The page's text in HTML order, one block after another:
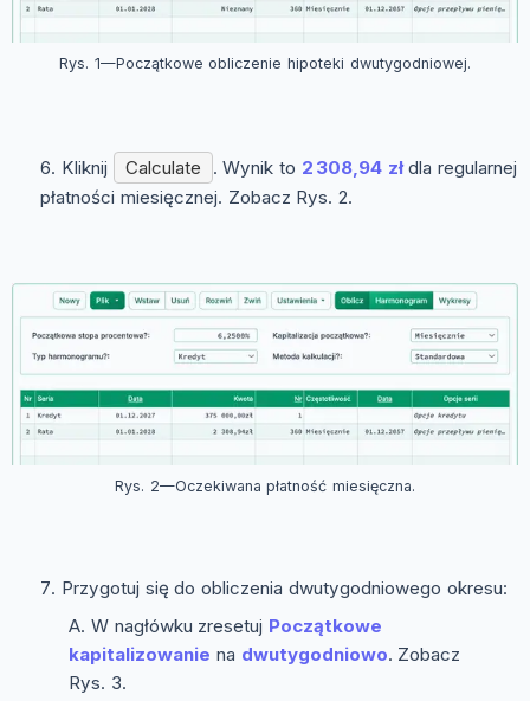
Rys. 1—Początkowe obliczenie hipoteki dwutygodniowej.
Kliknij Calculate . Wynik to 2 308,94 złdla regularnej
płatności miesięcznej. Zobacz Rys. 2.
Rys. 2—Oczekiwana płatność miesięczna.
Przygotuj się do obliczenia dwutygodniowego okresu:
W nagłówku zresetuj Początkowe
kapitalizowanie na dwutygodniowo. Zobacz
Rys. 3.